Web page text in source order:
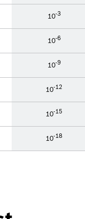
10-3
10-6
10-9
10-12
10-15
10-18